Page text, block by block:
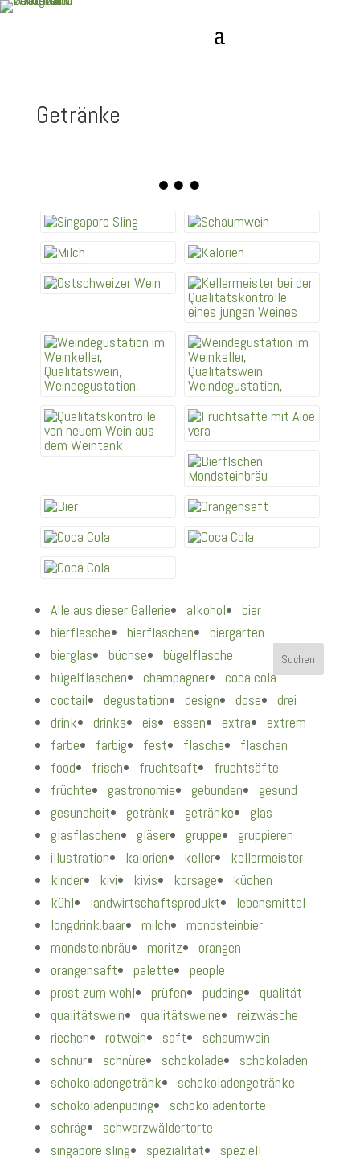
Getränke
Alle aus dieser Gallerie alkohol
bier
bierflasche
bierflaschen
biergarten
bierglas
büchse
bügelflasche
bügelflaschen
champagner
coca cola
coctail
degustation design dose
drei
drink
drinks eis essen extra
extrem
farbe
farbig fest flasche
flaschen
food
frisch fruchtsaft
fruchtsäfte
früchte
gastronomie gebunden
gesund
gesundheit
getränk getränke
glas
glasflaschen
gläser gruppe
gruppieren
illustration
kalorien keller
kellermeister
kinder
kivi kivis korsage
küchen
kühl
landwirtschaftsprodukt
lebensmittel
longdrink.baar
milch
mondsteinbier
mondsteinbräu
moritz
orangen
orangensaft
palette
people
prost zum wohl
prüfen pudding
qualität
qualitätswein
qualitätsweine
reizwäsche
riechen
rotwein saft
schaumwein
schnur
schnüre schokolade
schokoladen
schokoladengetränk
schokoladengetränke
schokoladenpuding
schokoladentorte
schräg
schwarzwäldertorte
singapore sling
spezialität
speziell